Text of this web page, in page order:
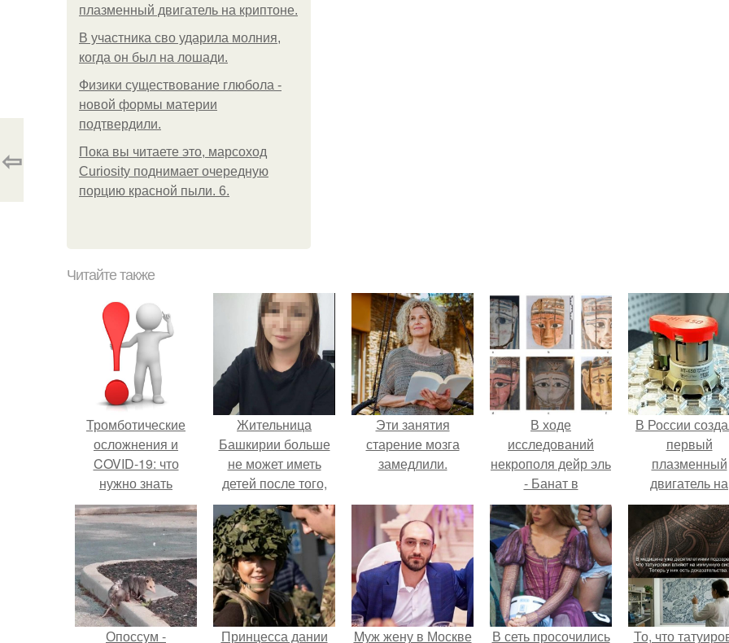
плазменный двигатель на криптоне.
В участника сво ударила молния,
когда он был на лошади.
Физики существование глюбола -
новой формы материи
подтвердили.
Пока вы читаете это, марсоход
Curiosity поднимает очередную
порцию красной пыли. 6.
⇦
Читайте также
Тромботические
осложнения и
COVID-19: что
нужно знать
Жительница
Башкирии больше
не может иметь
детей после того,
как медики сделали
ей аборт на шестом
месяце
беременности и
оставили в матке
плаценту.
Эти занятия
старение мозга
замедлили.
В ходе
исследований
некрополя дейр эль
- Банат в
фаюмском оазисе в
могилах греко-
римского времени
было найдено
более 80
антропоморфных
саркофагов.
В России
первый
плазменный
двигатель на
криптоне.
Опоссум - Принцесса дании Mуж жену в Москве В сеть просочились То, что